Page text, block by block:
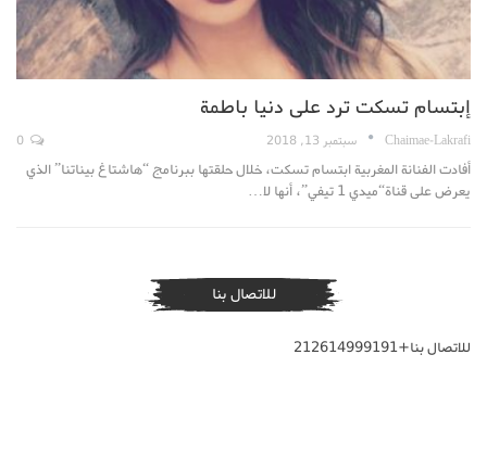
إبتسام تسكت ترد على دنيا باطمة
Chaimae-Lakrafi سبتمبر 13, 2018
أفادت الفنانة المغربية ابتسام تسكت، خلال حلقتها ببرنامج “هاشتاغ بيناتنا” الذي
يعرض على قناة“ميدي 1 تيفي”، أنها لا…
للاتصال بنا
للاتصال بنا+212614999191